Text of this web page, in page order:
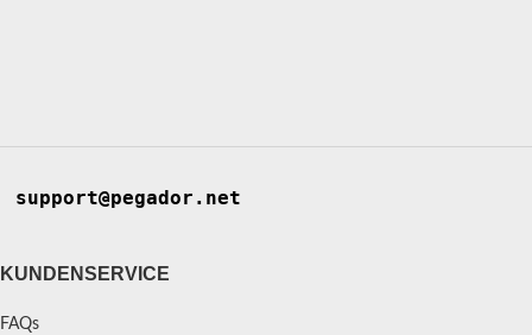
support@pegador.net
KUNDENSERVICE
FAQs